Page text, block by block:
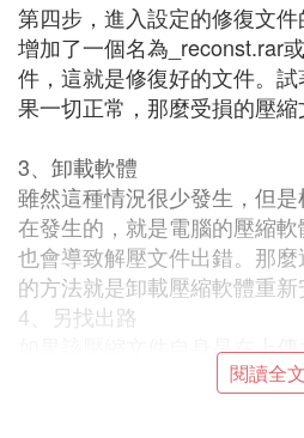
第四步，進入設定的修復文
增加了一個名為_reconst.rar
件，這就是修復好的文件。
果一切正常，那麼受損的壓縮
3、卸載軟體
雖然這種情況很少發生，但
在發生的，就是電腦的壓縮
也會導致解壓文件出錯。那
的方法就是卸載壓縮軟體重新
4、另找出路
如果該壓縮文件自身是在上傳
不管怎麼操作，都會出錯，
閱讀全文